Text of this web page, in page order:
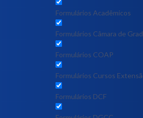
Formulários Acadêmicos
Formulários Câmara de
Formulários COAP
Formulários Cursos
Formulários DCF